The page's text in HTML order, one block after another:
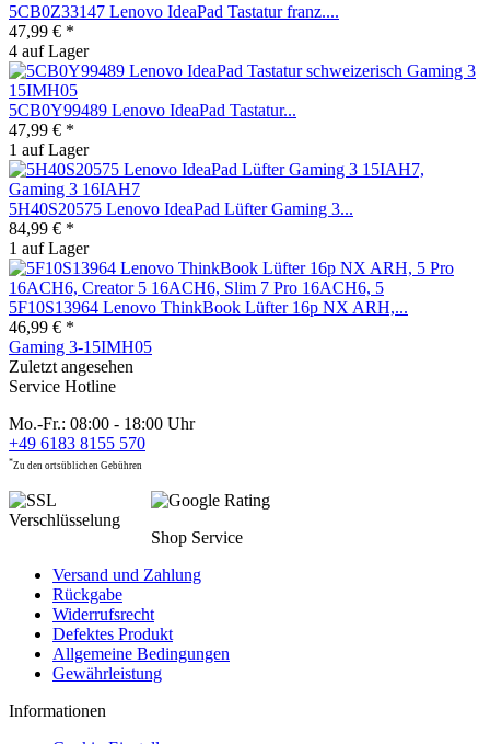
5CB0Z33147 Lenovo IdeaPad Tastatur franz....
47,99 € *
4 auf Lager
5CB0Y99489 Lenovo IdeaPad Tastatur...
47,99 € *
1 auf Lager
5H40S20575 Lenovo IdeaPad Lüfter Gaming 3...
84,99 € *
1 auf Lager
5F10S13964 Lenovo ThinkBook Lüfter 16p NX ARH,...
46,99 € *
Gaming 3-15IMH05
Zuletzt angesehen
Service Hotline
Mo.-Fr.: 08:00 - 18:00 Uhr
+49 6183 8155 570
*Zu den ortsüblichen Gebühren
Shop Service
Versand und Zahlung
Rückgabe
Widerrufsrecht
Defektes Produkt
Allgemeine Bedingungen
Gewährleistung
Informationen